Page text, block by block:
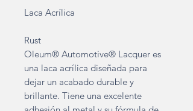
Laca Acrílica
Rust
Oleum® Automotive® Lacquer es
una laca acrílica diseñada para
dejar un acabado durable y
brillante. Tiene una excelente